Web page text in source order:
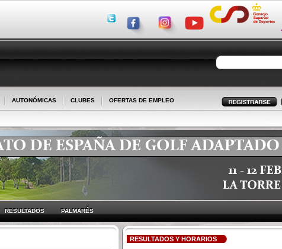
AUTONÓMICAS CLUBES OFERTAS DE EMPLEO
RESULTADOS PALMARÉS
RESULTADOS Y HORARIOS